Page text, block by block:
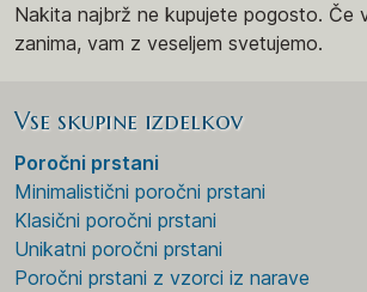
Nakita najbrž ne kupujete pogosto. Če
zanima, vam z veseljem svetujemo.
Vse skupine izdelkov
Poročni prstani
Minimalistični poročni prstani
Klasični poročni prstani
Unikatni poročni prstani
Poročni prstani z vzorci iz narave